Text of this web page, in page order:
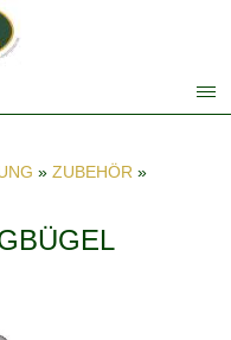
» ZUBEHÖR »